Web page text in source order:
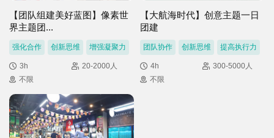
【团队组建美好蓝图】像素世
界主题团...
强化合作 创新思维 增强凝聚力
3h
20-2000人
不限
【大航海时代】创意主题一日
团建
团队协作 创新思维 提高执行力
4h
300-5000人
不限